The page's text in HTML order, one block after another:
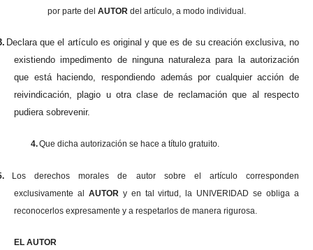
por parte del AUTORdel artículo, a modo individual.
Declara que el artículo es original y que es de su creación exclusiva, no
existiendo impedimento de ninguna naturaleza para la autorización
que está haciendo, respondiendo además por cualquier acción de
reivindicación, plagio u otra clase de reclamación que al respecto
pudiera sobrevenir.
4.Que dicha autorización se hace a título gratuito.
Los derechos morales de autor sobre el artículo corresponden
exclusivamente al AUTOR y en tal virtud, la UNIVERIDAD se obliga a
reconocerlos expresamente y a respetarlos de manera rigurosa.
EL AUTOR